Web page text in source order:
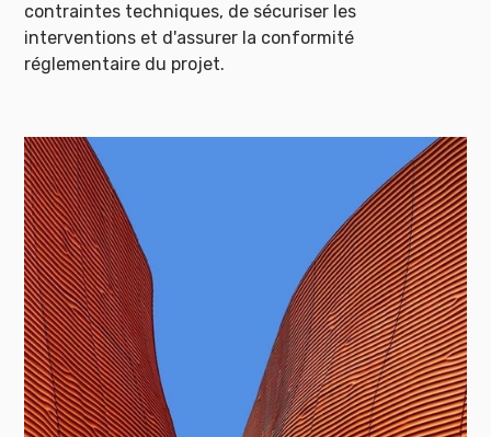
contraintes techniques, de sécuriser les
interventions et d'assurer la conformité
réglementaire du projet.